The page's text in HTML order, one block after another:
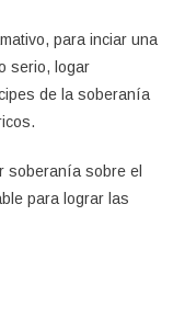
para inciar una
serio, logar
de la soberanía
soberanía sobre el
para lograr las